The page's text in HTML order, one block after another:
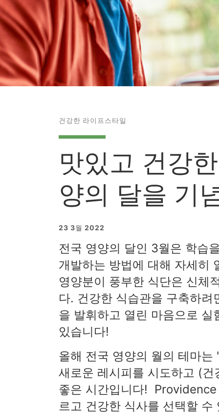
건강한 라이프스타일
맛있고 건강
양의 달을 기
23 3월 2022
전국 영양의 달인 3월은 학습
개발하는 방법에 대해 자세히
영양분이 풍부한 식단은 신체
다. 건강한 식습관을 구축하
을 발휘하고 열린 마음으로
있습니다!
올해 전국 영양의 월의 테마는
새로운 레시피를 시도하고 (
좋은 시간입니다!
르고 건강한 식사를 선택할